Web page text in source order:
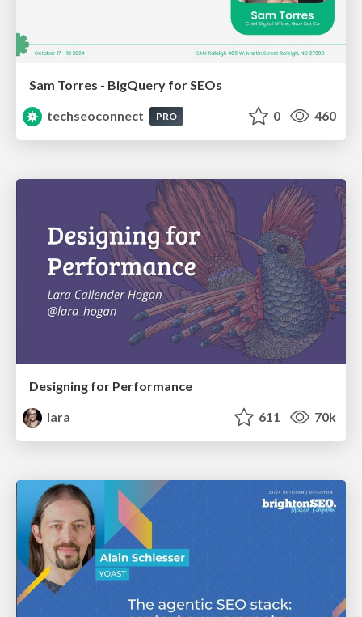
Sam Torres - BigQuery for SEOs
techseoconnect
PRO 0 460
Designing for Performance
lara
611 70k